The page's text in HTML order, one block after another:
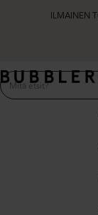
ILMAINEN